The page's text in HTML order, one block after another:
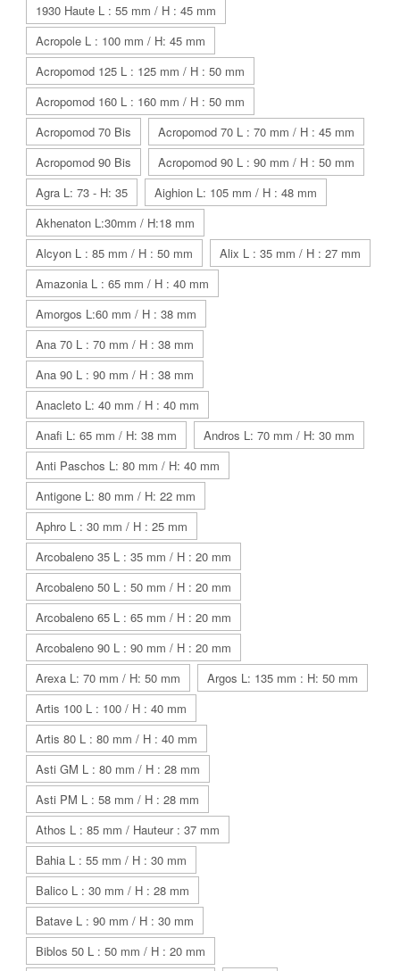
1930 Haute L : 55 mm / H : 45 mm
Acropole L : 100 mm / H: 45 mm
Acropomod 125 L : 125 mm / H : 50 mm
Acropomod 160 L : 160 mm / H : 50 mm
Acropomod 70 Bis
Acropomod 70 L : 70 mm / H : 45 mm
Acropomod 90 Bis
Acropomod 90 L : 90 mm / H : 50 mm
Agra L: 73 - H: 35
Aighion L: 105 mm / H : 48 mm
Akhenaton L:30mm / H:18 mm
Alcyon L : 85 mm / H : 50 mm
Alix L : 35 mm / H : 27 mm
Amazonia L : 65 mm / H : 40 mm
Amorgos L:60 mm / H : 38 mm
Ana 70 L : 70 mm / H : 38 mm
Ana 90 L : 90 mm / H : 38 mm
Anacleto L: 40 mm / H : 40 mm
Anafi L: 65 mm / H: 38 mm
Andros L: 70 mm / H: 30 mm
Anti Paschos L: 80 mm / H: 40 mm
Antigone L: 80 mm / H: 22 mm
Aphro L : 30 mm / H : 25 mm
Arcobaleno 35 L : 35 mm / H : 20 mm
Arcobaleno 50 L : 50 mm / H : 20 mm
Arcobaleno 65 L : 65 mm / H : 20 mm
Arcobaleno 90 L : 90 mm / H : 20 mm
Arexa L: 70 mm / H: 50 mm
Argos L: 135 mm : H: 50 mm
Artis 100 L : 100 / H : 40 mm
Artis 80 L : 80 mm / H : 40 mm
Asti GM L : 80 mm / H : 28 mm
Asti PM L : 58 mm / H : 28 mm
Athos L : 85 mm / Hauteur : 37 mm
Bahia L : 55 mm / H : 30 mm
Balico L : 30 mm / H : 28 mm
Batave L : 90 mm / H : 30 mm
Biblos 50 L : 50 mm / H : 20 mm